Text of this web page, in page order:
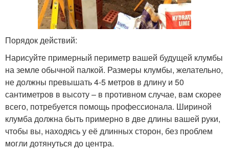
Порядок действий:
Нарисуйте примерный периметр вашей будущей клумбы
на земле обычной палкой. Размеры клумбы, желательно,
не должны превышать 4-5 метров в длину и 50
сантиметров в высоту – в противном случае, вам скорее
всего, потребуется помощь профессионала. Шириной
клумба должна быть примерно в две длины вашей руки,
чтобы вы, находясь у её длинных сторон, без проблем
могли дотянуться до центра.